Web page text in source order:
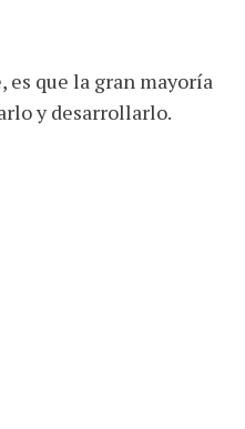
es que la gran mayoría
y desarrollarlo.